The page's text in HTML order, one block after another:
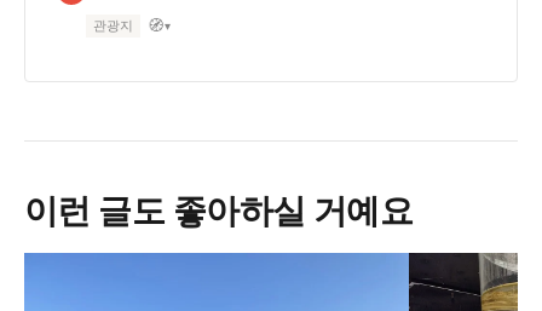
관광지 🧭▾
이런 글도 좋아하실 거예요